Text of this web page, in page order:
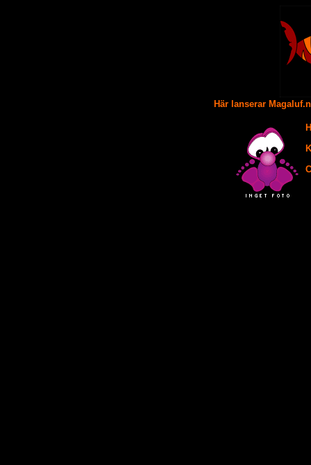
Här lanserar